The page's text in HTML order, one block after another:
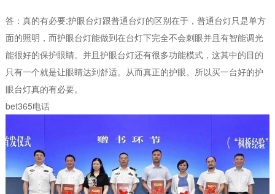
答：真的有必要;护眼台灯跟普通台灯的区别在于，普通台灯只是单方
面的照明，而护眼台灯能做到在台灯下完全不会刺眼并且有智能调光
能很好的保护眼睛。并且护眼台灯还有很多功能模式，这其中的目的
只有一个就是让眼睛达到舒适。从而真正的护眼。所以买一台好的护
眼台灯真的有必要。
bet365电话